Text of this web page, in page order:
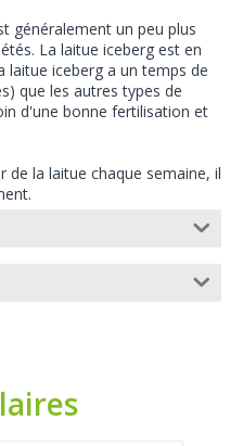
généralement un peu plus
La laitue iceberg est en
laitue iceberg a un temps de
que les autres types de
d'une bonne fertilisation et
de la laitue chaque semaine, il